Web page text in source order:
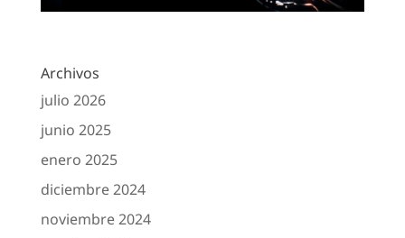
Archivos
julio 2026
junio 2025
enero 2025
diciembre 2024
noviembre 2024